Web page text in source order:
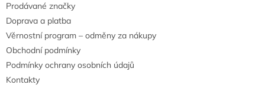
Prodávané značky
Doprava a platba
Věrnostní program – odměny za nákupy
Obchodní podmínky
Podmínky ochrany osobních údajů
Kontakty